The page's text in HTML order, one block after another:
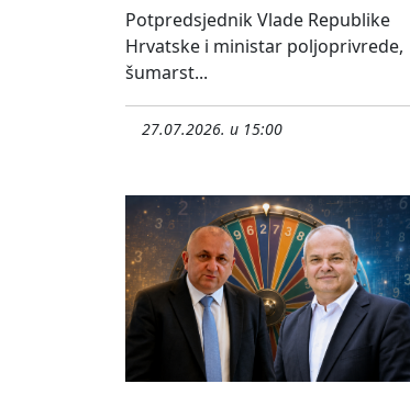
Potpredsjednik Vlade Republike
Hrvatske i ministar poljoprivrede,
šumarst...
27.07.2026. u 15:00